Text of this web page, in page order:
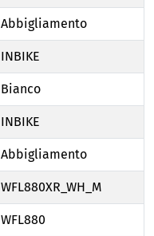
Abbigliamento
INBIKE
Bianco
INBIKE
Abbigliamento
WFL880XR_WH_M
WFL880